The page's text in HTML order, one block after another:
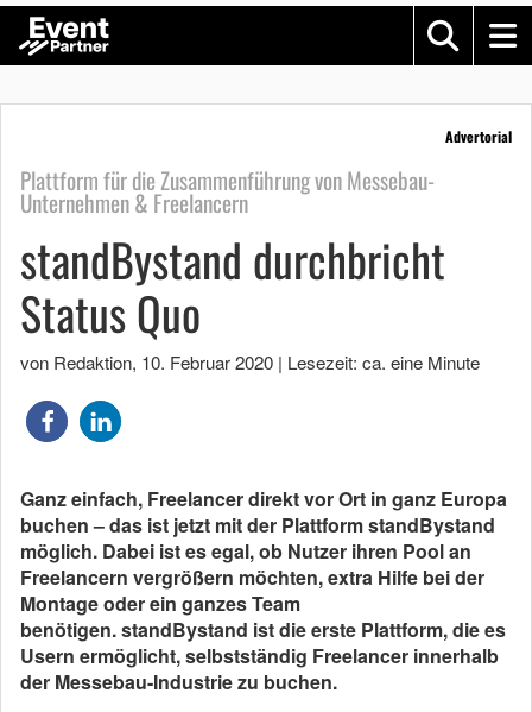
Advertorial
Plattform für die Zusammenführung von Messebau-
Unternehmen & Freelancern
standBystand durchbricht
Status Quo
von Redaktion, 10. Februar 2020 | Lesezeit: ca. eine Minute
Ganz einfach, Freelancer direkt vor Ort in ganz Europa
buchen – das ist jetzt mit der Plattform standBystand
möglich. Dabei ist es egal, ob Nutzer ihren Pool an
Freelancern vergrößern möchten, extra Hilfe bei der
Montage oder ein ganzes Team
benötigen. standBystand ist die erste Plattform, die es
Usern ermöglicht, selbstständig Freelancer innerhalb
der Messebau-Industrie zu buchen.